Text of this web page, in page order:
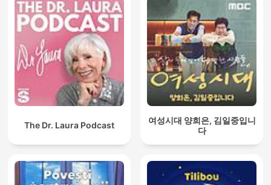
The Dr. Laura Podcast
여성시대 양희은, 김일중입니
다